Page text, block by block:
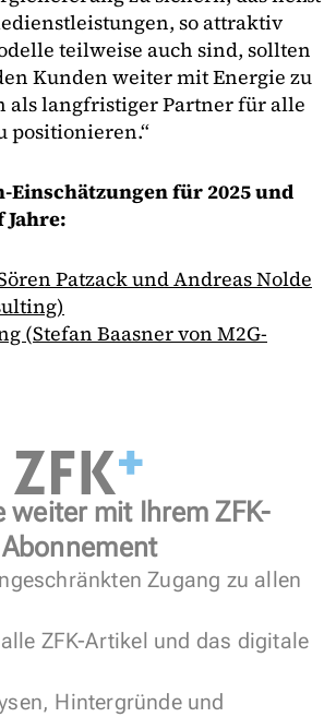
so attraktiv
teilweise auch sind, sollten
Kunden weiter mit Energie zu
als langfristiger Partner für alle
positionieren.“
Einschätzungen für 2025 und
Patzack und Andreas Nolde
(Stefan Baasner von M2G-
weiter mit Ihrem ZFK-
Abonnement
Zugang zu allen
ZFK-Artikel und das digitale
Hintergründe und